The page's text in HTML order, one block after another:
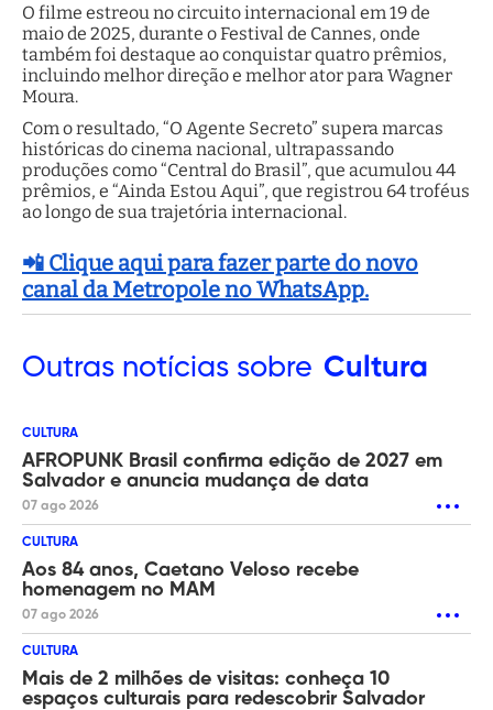
O filme estreou no circuito internacional em 19 de
maio de 2025, durante o Festival de Cannes, onde
também foi destaque ao conquistar quatro prêmios,
incluindo melhor direção e melhor ator para Wagner
Moura.
Com o resultado, “O Agente Secreto” supera marcas
históricas do cinema nacional, ultrapassando
produções como “Central do Brasil”, que acumulou 44
prêmios, e “Ainda Estou Aqui”, que registrou 64 troféus
ao longo de sua trajetória internacional.
📲 Clique aqui para fazer parte do novo
canal da Metropole no WhatsApp.
Outras notícias sobre Cultura
CULTURA
AFROPUNK Brasil confirma edição de 2027 em
Salvador e anuncia mudança de data
07 ago 2026
CULTURA
Aos 84 anos, Caetano Veloso recebe
homenagem no MAM
07 ago 2026
CULTURA
Mais de 2 milhões de visitas: conheça 10
espaços culturais para redescobrir Salvador